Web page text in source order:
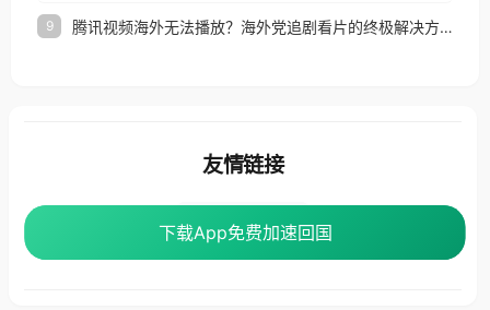
9 腾讯视频海外无法播放？海外党追剧看片的终极解决方案来了
下载App免费加速回国
下载App免费加速回国
友情链接